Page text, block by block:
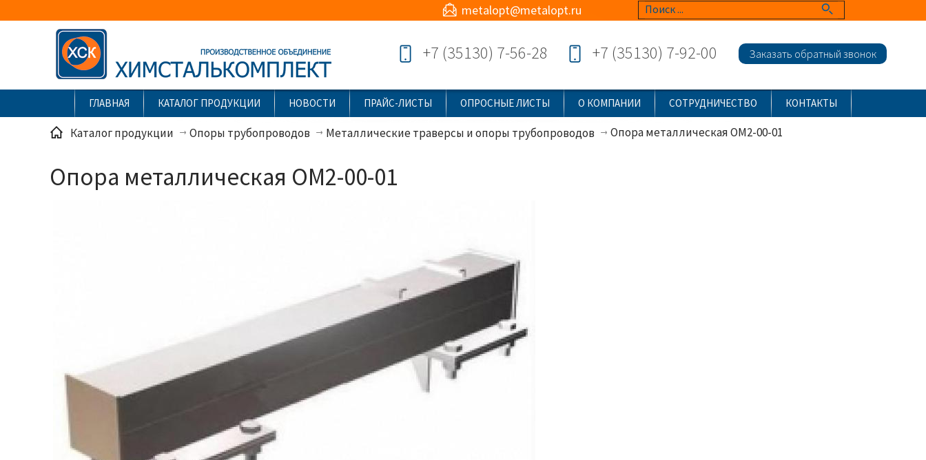
metalopt@metalopt.ru
+7 (35130) 7-56-28 +7 (35130) 7-92-00 Заказать обратный звонок
ГЛАВНАЯ КАТАЛОГ ПРОДУКЦИИ НОВОСТИ ПРАЙС-ЛИСТЫ ОПРОСНЫЕ ЛИСТЫ О КОМПАНИИ СОТРУДНИЧЕСТВО КОНТАКТЫ
Каталог продукции Опоры трубопроводов Металлические траверсы и опоры трубопроводов Опора металлическая ОМ2-00-01
Опора металлическая ОМ2-00-01